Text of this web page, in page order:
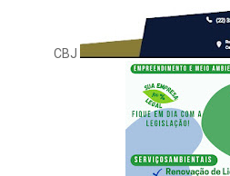
CBJ